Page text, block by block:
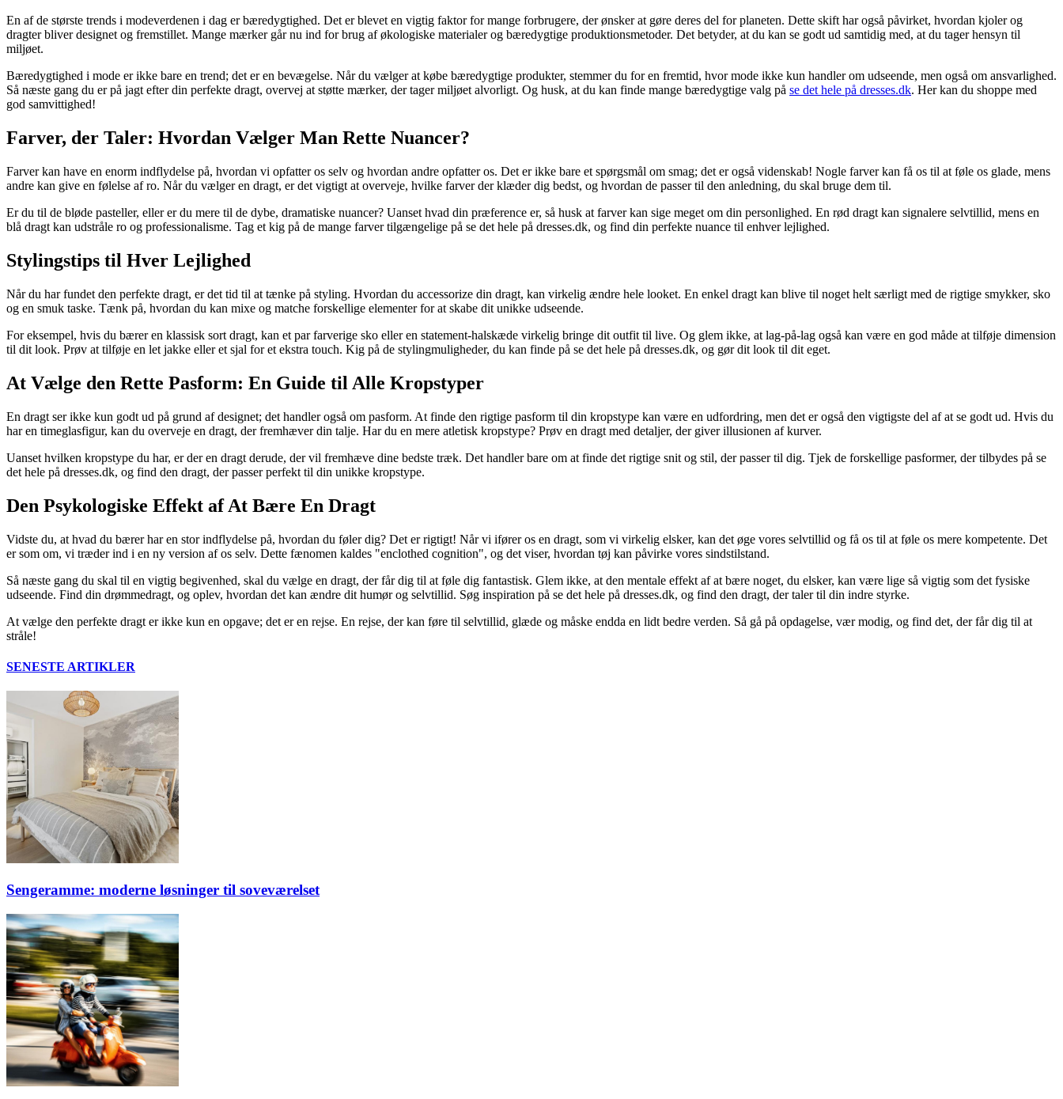
En af de største trends i modeverdenen i dag er bæredygtighed. Det er blevet en vigtig faktor for mange forbrugere, der ønsker at gøre deres del for planeten. Dette skift har også påvirket, hvordan kjoler og
dragter bliver designet og fremstillet. Mange mærker går nu ind for brug af økologiske materialer og bæredygtige produktionsmetoder. Det betyder, at du kan se godt ud samtidig med, at du tager hensyn til
miljøet.
Bæredygtighed i mode er ikke bare en trend; det er en bevægelse. Når du vælger at købe bæredygtige produkter, stemmer du for en fremtid, hvor mode ikke kun handler om udseende, men også om ansvarlighed.
Så næste gang du er på jagt efter din perfekte dragt, overvej at støtte mærker, der tager miljøet alvorligt. Og husk, at du kan finde mange bæredygtige valg på se det hele på dresses.dk. Her kan du shoppe med
god samvittighed!
Farver, der Taler: Hvordan Vælger Man Rette Nuancer?
Farver kan have en enorm indflydelse på, hvordan vi opfatter os selv og hvordan andre opfatter os. Det er ikke bare et spørgsmål om smag; det er også videnskab! Nogle farver kan få os til at føle os glade, mens
andre kan give en følelse af ro. Når du vælger en dragt, er det vigtigt at overveje, hvilke farver der klæder dig bedst, og hvordan de passer til den anledning, du skal bruge dem til.
Er du til de bløde pasteller, eller er du mere til de dybe, dramatiske nuancer? Uanset hvad din præference er, så husk at farver kan sige meget om din personlighed. En rød dragt kan signalere selvtillid, mens en
blå dragt kan udstråle ro og professionalisme. Tag et kig på de mange farver tilgængelige på se det hele på dresses.dk, og find din perfekte nuance til enhver lejlighed.
Stylingstips til Hver Lejlighed
Når du har fundet den perfekte dragt, er det tid til at tænke på styling. Hvordan du accessorize din dragt, kan virkelig ændre hele looket. En enkel dragt kan blive til noget helt særligt med de rigtige smykker, sko
og en smuk taske. Tænk på, hvordan du kan mixe og matche forskellige elementer for at skabe dit unikke udseende.
For eksempel, hvis du bærer en klassisk sort dragt, kan et par farverige sko eller en statement-halskæde virkelig bringe dit outfit til live. Og glem ikke, at lag-på-lag også kan være en god måde at tilføje dimension
til dit look. Prøv at tilføje en let jakke eller et sjal for et ekstra touch. Kig på de stylingmuligheder, du kan finde på se det hele på dresses.dk, og gør dit look til dit eget.
At Vælge den Rette Pasform: En Guide til Alle Kropstyper
En dragt ser ikke kun godt ud på grund af designet; det handler også om pasform. At finde den rigtige pasform til din kropstype kan være en udfordring, men det er også den vigtigste del af at se godt ud. Hvis du
har en timeglasfigur, kan du overveje en dragt, der fremhæver din talje. Har du en mere atletisk kropstype? Prøv en dragt med detaljer, der giver illusionen af kurver.
Uanset hvilken kropstype du har, er der en dragt derude, der vil fremhæve dine bedste træk. Det handler bare om at finde det rigtige snit og stil, der passer til dig. Tjek de forskellige pasformer, der tilbydes på se
det hele på dresses.dk, og find den dragt, der passer perfekt til din unikke kropstype.
Den Psykologiske Effekt af At Bære En Dragt
Vidste du, at hvad du bærer har en stor indflydelse på, hvordan du føler dig? Det er rigtigt! Når vi ifører os en dragt, som vi virkelig elsker, kan det øge vores selvtillid og få os til at føle os mere kompetente. Det
er som om, vi træder ind i en ny version af os selv. Dette fænomen kaldes "enclothed cognition", og det viser, hvordan tøj kan påvirke vores sindstilstand.
Så næste gang du skal til en vigtig begivenhed, skal du vælge en dragt, der får dig til at føle dig fantastisk. Glem ikke, at den mentale effekt af at bære noget, du elsker, kan være lige så vigtig som det fysiske
udseende. Find din drømmedragt, og oplev, hvordan det kan ændre dit humør og selvtillid. Søg inspiration på se det hele på dresses.dk, og find den dragt, der taler til din indre styrke.
At vælge den perfekte dragt er ikke kun en opgave; det er en rejse. En rejse, der kan føre til selvtillid, glæde og måske endda en lidt bedre verden. Så gå på opdagelse, vær modig, og find det, der får dig til at
stråle!
SENESTE ARTIKLER
Sengeramme: moderne løsninger til soveværelset